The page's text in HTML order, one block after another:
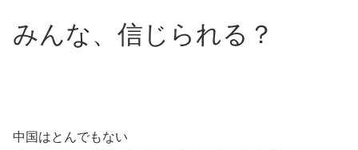
みんな、信じられる？
中国はとんでもない